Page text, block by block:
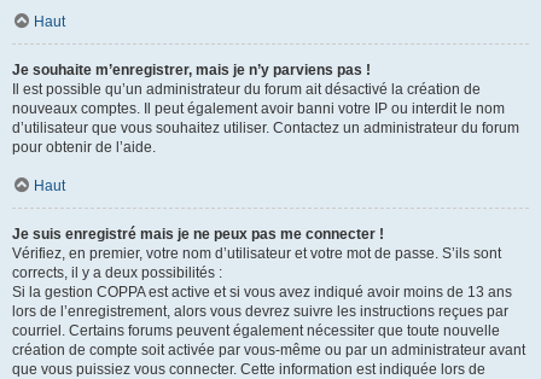
Haut
Je souhaite m’enregistrer, mais je n’y parviens pas !
Il est possible qu’un administrateur du forum ait désactivé la création de
nouveaux comptes. Il peut également avoir banni votre IP ou interdit le nom
d’utilisateur que vous souhaitez utiliser. Contactez un administrateur du forum
pour obtenir de l’aide.
Haut
Je suis enregistré mais je ne peux pas me connecter !
Vérifiez, en premier, votre nom d’utilisateur et votre mot de passe. S’ils sont
corrects, il y a deux possibilités :
Si la gestion COPPA est active et si vous avez indiqué avoir moins de 13 ans
lors de l’enregistrement, alors vous devrez suivre les instructions reçues par
courriel. Certains forums peuvent également nécessiter que toute nouvelle
création de compte soit activée par vous-même ou par un administrateur avant
que vous puissiez vous connecter. Cette information est indiquée lors de